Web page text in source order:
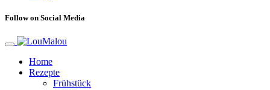
Follow on Social Media
Home
Rezepte
Frühstück